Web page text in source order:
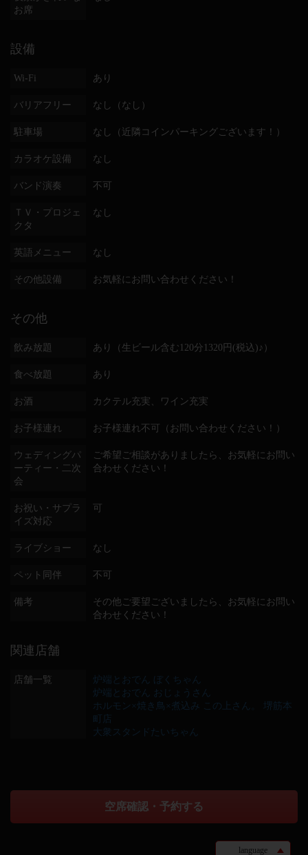
お席
設備
Wi-Fi あり
バリアフリー なし（なし）
駐車場 なし（近隣コインパーキングございます！）
カラオケ設備 なし
バンド演奏 不可
ＴＶ・プロジェ
クタ
なし
英語メニュー なし
その他設備 お気軽にお問い合わせください！
その他
飲み放題 あり（生ビール含む120分1320円(税込)♪）
食べ放題 あり
お酒 カクテル充実、ワイン充実
お子様連れ お子様連れ不可（お問い合わせください！）
ウェディングパ
ーティー・二次
会
ご希望ご相談がありましたら、お気軽にお問い
合わせください！
お祝い・サプラ
イズ対応
可
ライブショー なし
ペット同伴 不可
備考
その他ご要望ございましたら、お気軽にお問い
合わせください！
関連店舗
店舗一覧
炉端とおでん ぼくちゃん
炉端とおでん おじょうさん
ホルモン×焼き鳥×煮込み この上さん。 堺筋本
町店
大衆スタンドたいちゃん
空席確認・予約する
language